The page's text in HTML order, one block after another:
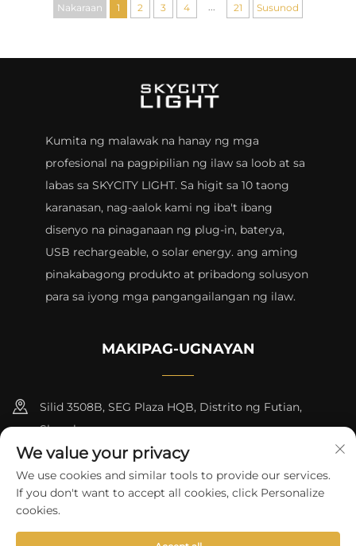
Nakaraan 1 2 3 4 ... 21 Susunod
Kumita ng malawak na hanay ng mga
profesional na pagpipilian ng ilaw sa loob at sa
labas sa SKYCITY LIGHT. Sa higit sa 10 taong
karanasan, nag-aalok kami ng iba't ibang
disenyo na pinaganaan ng plug-in, baterya,
USB rechargeable, o solar energy. ang aming
pinakabagong produkto at pribadong solusyon
para sa iyong mga pangangailangan ng ilaw.
MAKIPAG-UGNAYAN
Silid 3508B, SEG Plaza HQB, Distrito ng Futian,
Shenzhen
+8615817427232
[email protected]
We value your privacy
We use cookies and similar tools to provide our services.
If you don't want to accept all cookies, click Personalize
cookies.